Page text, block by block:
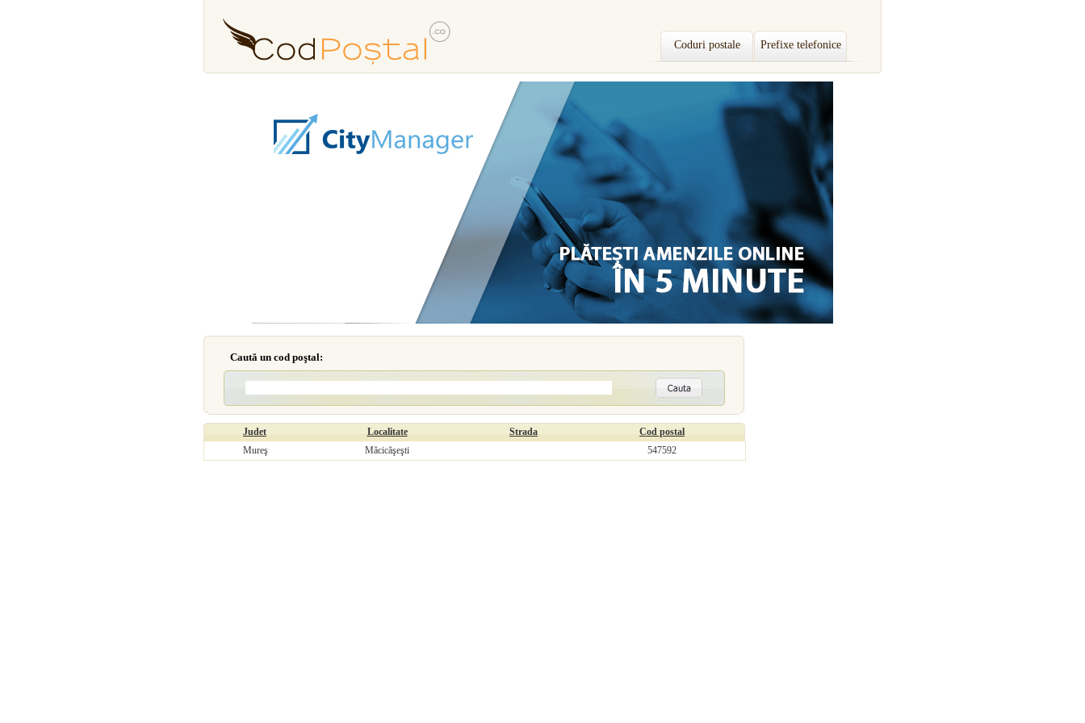
Coduri postale Prefixe telefonice
Caută un cod poştal:
Judet Localitate Strada
Cod postal
Mureş
Măcicăşeşti 547592